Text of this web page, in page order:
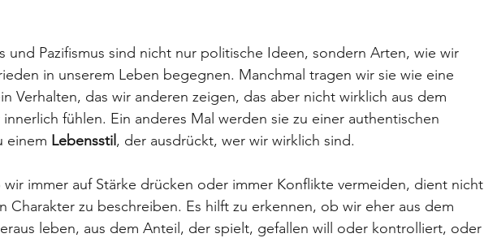
und Pazifismus sind nicht nur politische Ideen, sondern Arten, wie wir
in unserem Leben begegnen. Manchmal tragen wir sie wie eine
Verhalten, das wir anderen zeigen, das aber nicht wirklich aus dem
fühlen. Ein anderes Mal werden sie zu einer authentischen
einem Lebensstil, der ausdrückt, wer wir wirklich sind.
immer auf Stärke drücken oder immer Konflikte vermeiden, dient nicht
Charakter zu beschreiben. Es hilft zu erkennen, ob wir eher aus dem
leben, aus dem Anteil, der spielt, gefallen will oder kontrolliert, oder